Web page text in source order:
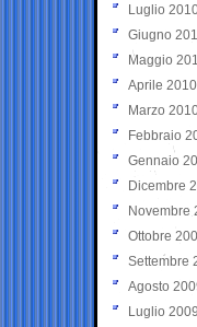
Luglio
Giugno
Maggio
Aprile 2010
Marzo
Febbraio
Gennaio
Dicembre
Novembre
Ottobre
Settembre
Agosto
Luglio 2009